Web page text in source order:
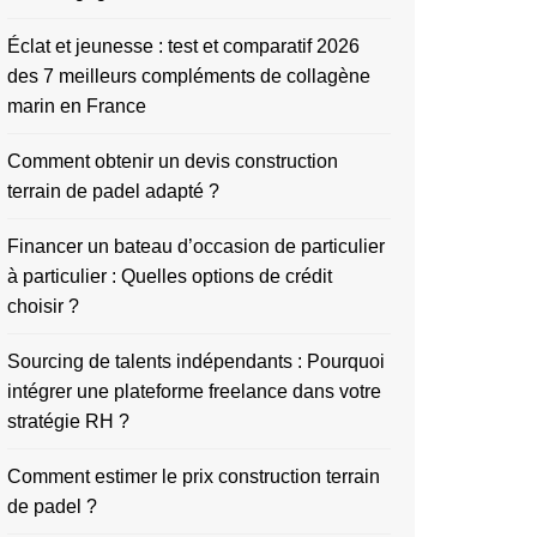
Éclat et jeunesse : test et comparatif 2026
des 7 meilleurs compléments de collagène
marin en France
Comment obtenir un devis construction
terrain de padel adapté ?
Financer un bateau d’occasion de particulier
à particulier : Quelles options de crédit
choisir ?
Sourcing de talents indépendants : Pourquoi
intégrer une plateforme freelance dans votre
stratégie RH ?
Comment estimer le prix construction terrain
de padel ?